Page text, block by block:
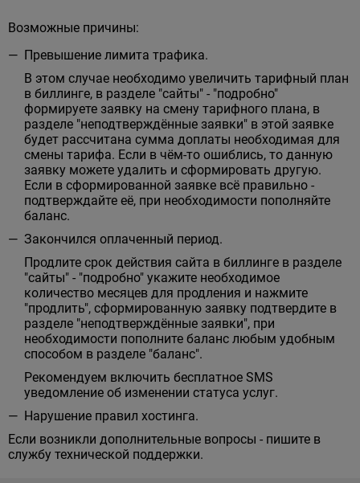
Возможные причины:
Превышение лимита трафика.
В этом случае необходимо увеличить тарифный план
в биллинге, в разделе "сайты" - "подробно"
формируете заявку на смену тарифного плана, в
разделе "неподтверждённые заявки" в этой заявке
будет рассчитана сумма доплаты необходимая для
смены тарифа. Если в чём-то ошиблись, то данную
заявку можете удалить и сформировать другую.
Если в сформированной заявке всё правильно -
подтверждайте её, при необходимости пополняйте
баланс.
Закончился оплаченный период.
Продлите срок действия сайта в биллинге в разделе
"сайты" - "подробно" укажите необходимое
количество месяцев для продления и нажмите
"продлить", сформированную заявку подтвердите в
разделе "неподтверждённые заявки", при
необходимости пополните баланс любым удобным
способом в разделе "баланс".
Рекомендуем включить бесплатное SMS
уведомление об изменении статуса услуг.
Нарушение правил хостинга.
Если возникли дополнительные вопросы - пишите в
службу технической поддержки.